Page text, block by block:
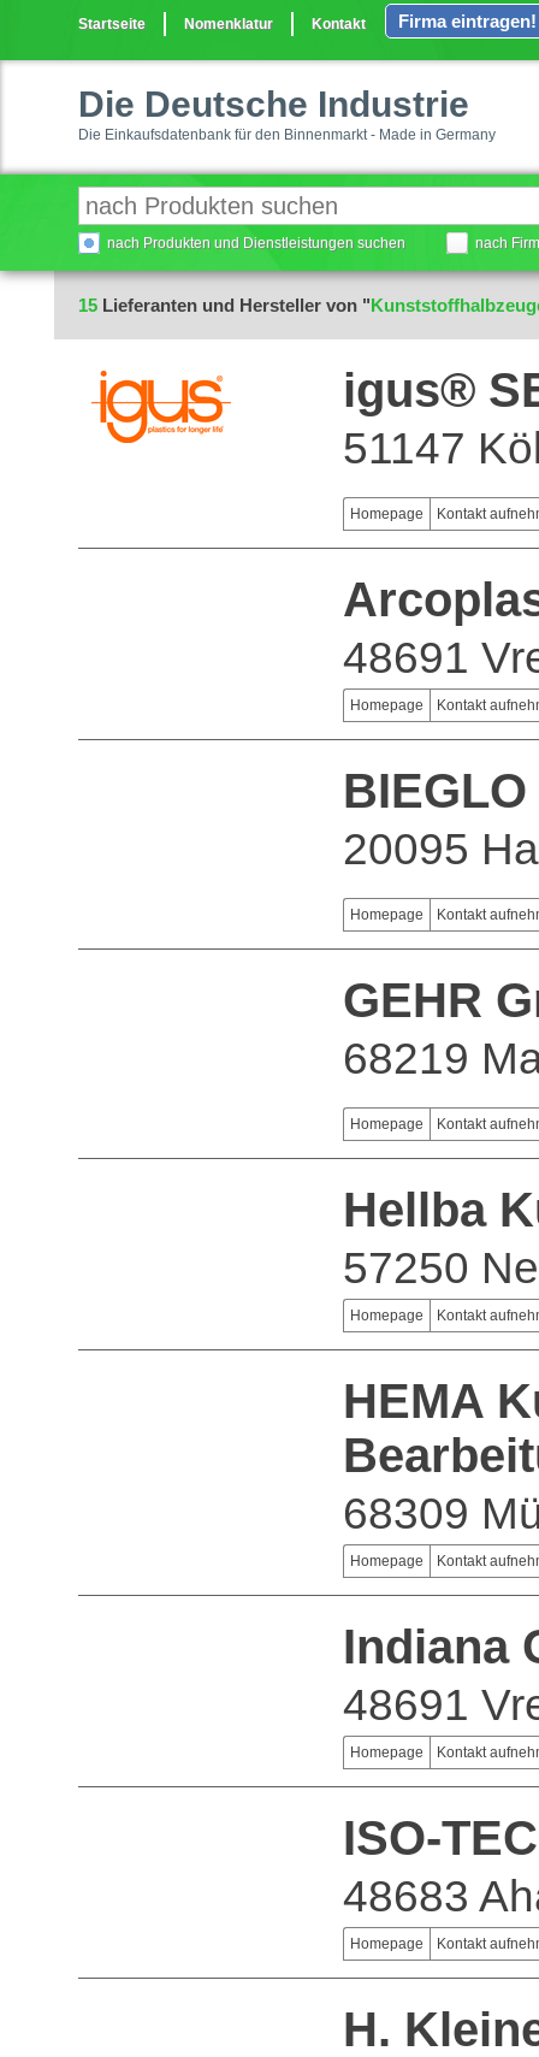
Startseite Nomenklatur Kontakt Firma eintragen!
Die Deutsche Industrie
Die Einkaufsdatenbank für den Binnenmarkt - Made in Germany
nach Produkten und Dienstleistungen suchen nach
15 Lieferanten und Hersteller von "
igus®
51147
Homepage Kontakt
48691
Homepage Kontakt
20095
Homepage Kontakt
GEHR
68219
Homepage Kontakt
Hellba
57250
Homepage Kontakt
HEMA
68309
Homepage Kontakt
Indiana
48691
Homepage Kontakt
ISO-
48683
Homepage Kontakt
H.